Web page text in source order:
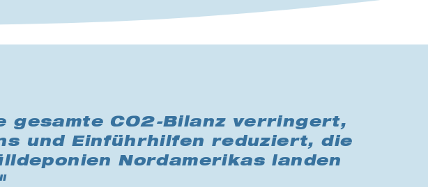
gesamte CO2-Bilanz verringert,
und Einführhilfen reduziert, die
Nordamerikas landen